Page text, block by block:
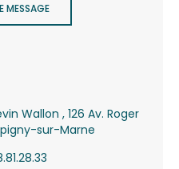
MESSAGE
Wallon , 126 Av. Roger
sur-Marne